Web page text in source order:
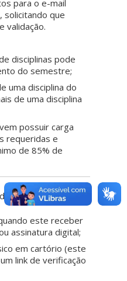
para o e-mail
solicitando que
validação.
disciplinas pode
do semestre;
uma disciplina do
de uma disciplina
possuir carga
requeridas e
de 85% de
ser:
este receber
assinatura digital;
em cartório (este
link de verificação